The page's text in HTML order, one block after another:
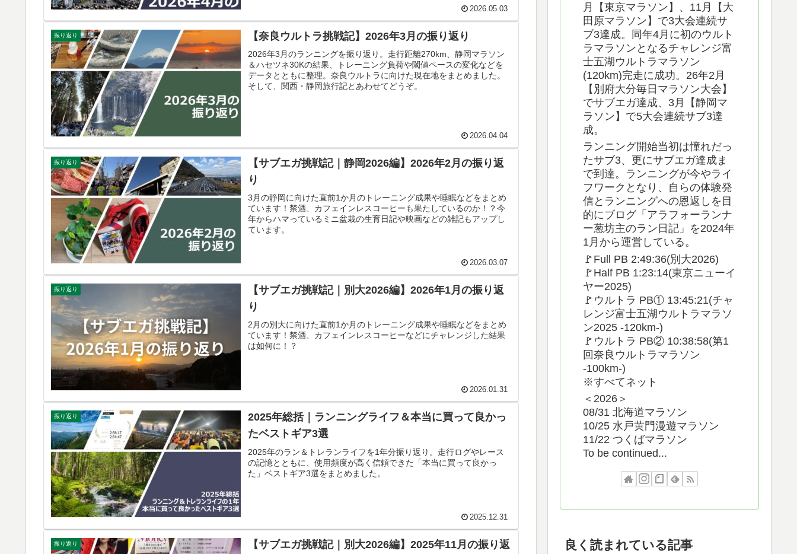
2026.05.03
振り返り 【奈良ウルトラ挑戦記】2026年3月の振り返り
2026年3月のランニングを振り返り。走行距離270km、静岡マラソン
＆ハセツネ30Kの結果、トレーニング負荷や閾値ペースの変化などを
データとともに整理。奈良ウルトラに向けた現在地をまとめました。
そして、関西・静岡旅行記とあわせてどうぞ。
2026.04.04
振り返り
【サブエガ挑戦記｜静岡2026編】2026年2月の振り返
り
3月の静岡に向けた直前1か月のトレーニング成果や睡眠などをまとめ
ています！禁酒、カフェインレスコーヒーも果たしているのか！？今
年からハマっているミニ盆栽の生育日記や映画などの雑記もアップし
ています。
2026.03.07
振り返り
【サブエガ挑戦記｜別大2026編】2026年1月の振り返
り
2月の別大に向けた直前1か月のトレーニング成果や睡眠などをまとめ
ています！禁酒、カフェインレスコーヒーなどにチャレンジした結果
は如何に！？
2026.01.31
振り返り
2025年総括｜ランニングライフ＆本当に買って良かっ
たベストギア3選
2025年のラン＆トレランライフを1年分振り返り。走行ログやレース
の記憶とともに、使用頻度が高く信頼できた「本当に買って良かっ
た」ベストギア3選をまとめました。
2025.12.31
振り返り
【サブエガ挑戦記｜別大2026編】2025年11月の振り返
月【東京マラソン】、11月【大
田原マラソン】で3大会連続サ
ブ3達成。同年4月に初のウルト
ラマラソンとなるチャレンジ富
士五湖ウルトラマラソン
(120km)完走に成功。26年2月
【別府大分毎日マラソン大会】
でサブエガ達成、3月【静岡マ
ラソン】で5大会連続サブ3達
成。
ランニング開始当初は憧れだっ
たサブ3、更にサブエガ達成ま
で到達。ランニングが今やライ
フワークとなり、自らの体験発
信とランニングへの恩返しを目
的にブログ「アラフォーランナ
ー葱坊主のラン日記」を2024年
1月から運営している。
🚩Full PB 2:49:36(別大2026)
🚩Half PB 1:23:14(東京ニューイ
ヤー2025)
🚩ウルトラ PB① 13:45:21(チャ
レンジ富士五湖ウルトラマラソ
ン2025 -120km-)
🚩ウルトラ PB② 10:38:58(第1
回奈良ウルトラマラソン
-100km-)
※すべてネット
＜2026＞
08/31 北海道マラソン
10/25 水戸黄門漫遊マラソン
11/22 つくばマラソン
To be continued...
良く読まれている記事